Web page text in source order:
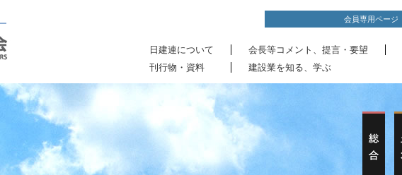
会員専用ページ
日建連について 会長等コメント、提言・要望
刊行物・資料
建設業を知る、学ぶ